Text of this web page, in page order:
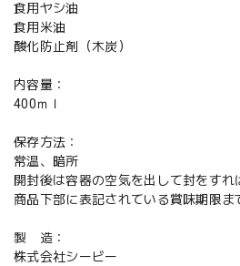
食用ヤシ油
食用米油
酸化防止剤（木炭）
内容量：
400ｍｌ
保存方法：
常温、暗所
開封後は容器の空気を出して封をすれ
商品下部に表記されている賞味期限ま
製 造：
株式会社シービー